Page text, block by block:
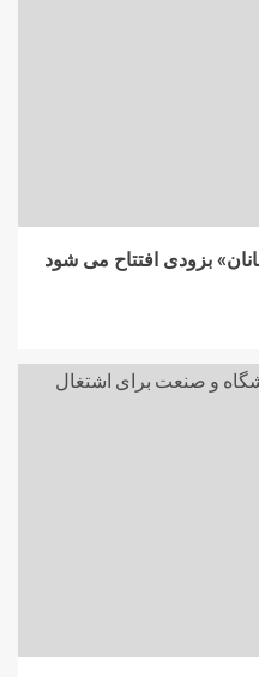
بزودی افتتاح می شود